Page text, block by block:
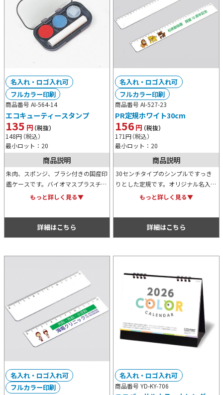
商品番号 AI-564-14
エコキューティースタンプ
135 円（税抜）
148円（税込）
最小ロット：20
名入れ・ロゴ入れ可
フルカラー印刷
商品説明
朱肉、スポンジ、ブラシ付きの国産印
鑑ケースです。バイオマスプラスチッ
クを素材に使用しているため地球環境
もっと詳しく見る▼
詳細はこちら
商品番号 AI-527-23
PR定規ホワイト30cm
156円（税抜）
171円（税込）
最小ロット：20
名入れ・ロゴ入れ可
フルカラー印刷
商品説明
30センチタイプのシンプルですっき
りとした定規です。オリジナル名入れ
がフルカラーでできますが、名入れ範
もっと詳しく見る▼
詳細はこちら
名入れ・ロゴ入れ可
フルカラー印刷
商品番号 YD-KY-706
名入れ・ロゴ入れ可